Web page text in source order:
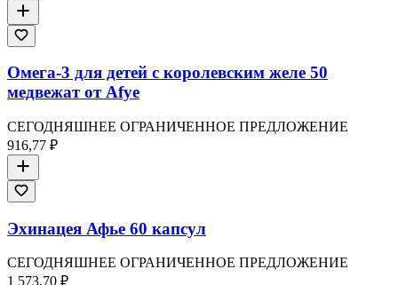
Омега-3 для детей с королевским желе 50
медвежат от Afye
СЕГОДНЯШНЕЕ ОГРАНИЧЕННОЕ ПРЕДЛОЖЕНИЕ
916,77 ₽
Эхинацея Афье 60 капсул
СЕГОДНЯШНЕЕ ОГРАНИЧЕННОЕ ПРЕДЛОЖЕНИЕ
1 573,70 ₽